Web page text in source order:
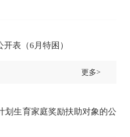
表（6月特困）
更多>
划生育家庭奖励扶助对象的公